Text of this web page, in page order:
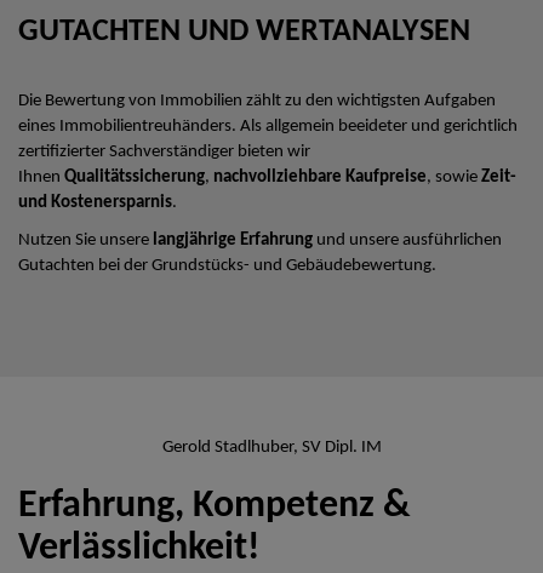
GUTACHTEN UND WERTANALYSEN
Die Bewertung von Immobilien zählt zu den wichtigsten Aufgaben
eines Immobilientreuhänders. Als allgemein beeideter und gerichtlich
zertifizierter Sachverständiger bieten wir
Ihnen Qualitätssicherung, nachvollziehbare Kaufpreise, sowie Zeit-
und Kostenersparnis.
Nutzen Sie unsere langjährige Erfahrung und unsere ausführlichen
Gutachten bei der Grundstücks- und Gebäudebewertung.
Gerold Stadlhuber, SV Dipl. IM
Erfahrung, Kompetenz &
Verlässlichkeit!